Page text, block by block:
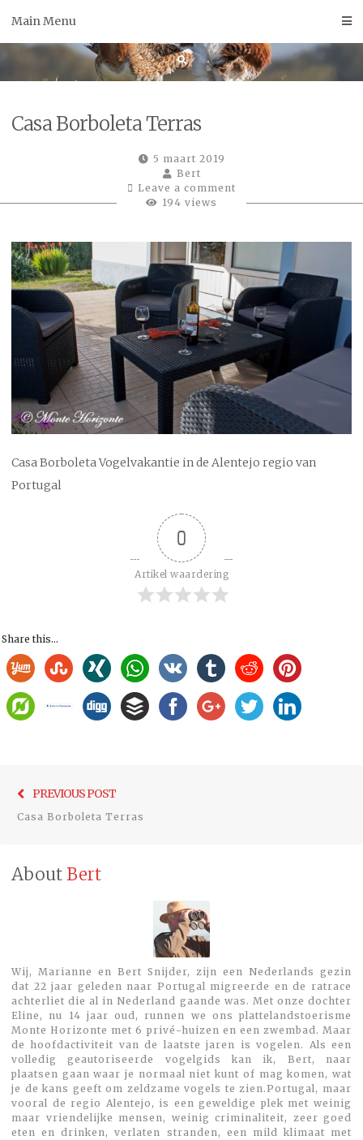
Main Menu
Casa Borboleta Terras
5 maart 2019
Bert
Leave a comment
194 views
Casa Borboleta Vogelvakantie in de Alentejo regio van
Portugal
0
Artikel waardering
Share this...
navigatie
PREVIOUS POST
Casa Borboleta Terras
About Bert
Wij, Marianne en Bert Snijder, zijn een Nederlands gezin
dat 22 jaar geleden naar Portugal migreerde en de ratrace
achterliet die al in Nederland gaande was. Met onze dochter
Eline, nu 14 jaar oud, runnen we ons plattelandstoerisme
Monte Horizonte met 6 privé-huizen en een zwembad. Maar
de hoofdactiviteit van de laatste jaren is vogelen. Als een
volledig geautoriseerde vogelgids kan ik, Bert, naar
plaatsen gaan waar je normaal niet kunt of mag komen, wat
je de kans geeft om zeldzame vogels te zien.Portugal, maar
vooral de regio Alentejo, is een geweldige plek met weinig
maar vriendelijke mensen, weinig criminaliteit, zeer goed
eten en drinken, verlaten stranden, een mild klimaat met